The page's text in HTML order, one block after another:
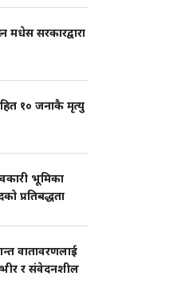
मधेस सरकारद्वारा
१० जनाकै मृत्यु
भूमिका
प्रतिबद्धता
वातावरणलाई
र संवेदनशील